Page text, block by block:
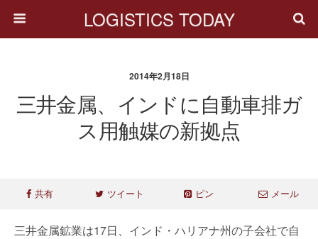
LOGISTICS TODAY
2014年2月18日
三井金属、インドに自動車排ガ
ス用触媒の新拠点
共有 ツイート ピン メール
三井金属鉱業は17日、インド・ハリアナ州の子会社で自